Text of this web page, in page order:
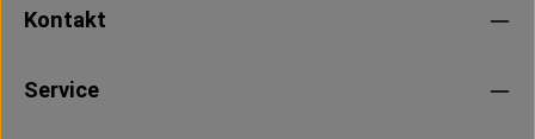
Kontakt
Service